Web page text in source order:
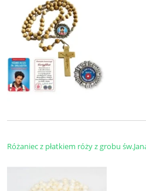
Różaniec z płatkiem róży z grobu